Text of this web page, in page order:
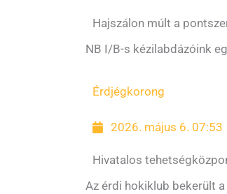
Hajszálon múlt a
NB I/B-s kézilabdázóink
Érd jégkorong
2026. május 6. 07:53
Hivatalos
Az érdi hokiklub bekerült